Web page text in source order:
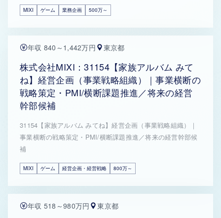
MIXI ゲーム 業務企画 500万～
年収 840～1,442万円 東京都
株式会社MIXI：31154【家族アルバム みて
ね】経営企画（事業戦略組織）｜事業横断の
戦略策定・PMI/横断課題推進／将来の経営
幹部候補
31154【家族アルバム みてね】経営企画（事業戦略組織）｜
事業横断の戦略策定・PMI/横断課題推進／将来の経営幹部候
補
MIXI ゲーム 経営企画・経営戦略 800万～
年収 518～980万円 東京都